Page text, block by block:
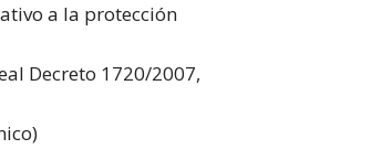
a la protección
Decreto 1720/2007,